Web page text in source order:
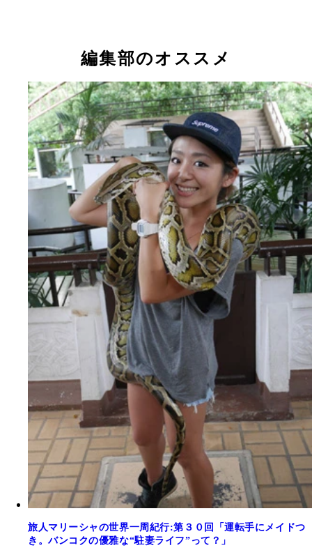
編集部のオススメ
旅人マリーシャの世界一周紀行:第３０回「運転手にメイドつ
き。バンコクの優雅な“駐妻ライフ”って？」